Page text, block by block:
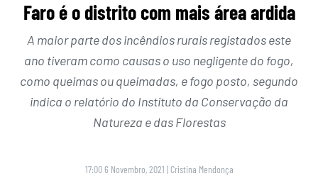
Faro é o distrito com mais área ardida
A maior parte dos incêndios rurais registados este
ano tiveram como causas o uso negligente do fogo,
como queimas ou queimadas, e fogo posto, segundo
indica o relatório do Instituto da Conservação da
Natureza e das Florestas
17:00 6 Novembro, 2021 | Cristina Mendonça